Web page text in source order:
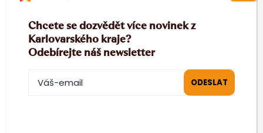
O KRAJI
Top v kraji
Chcete se dozvědět více novinek z
Karlovarského kraje?
Odebírejte náš newsletter